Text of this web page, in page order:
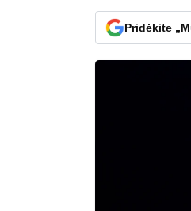
Pridėkite